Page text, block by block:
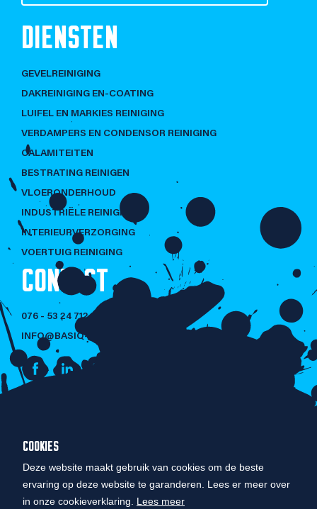
COOKIES
Deze website maakt gebruik van cookies om de beste
ervaring op deze website te garanderen. Lees er meer over
in onze cookieverklaring. Lees meer
DIENSTEN
GEVELREINIGING
DAKREINIGING EN-COATING
LUIFEL EN MARKIES REINIGING
VERDAMPERS EN CONDENSOR REINIGING
CALAMITEITEN
BESTRATING REINIGEN
VLOERONDERHOUD
INDUSTRIËLE REINIGING
INTERIEURVERZORGING
VOERTUIG REINIGING
CONTACT
076 - 53 24 712
INFO@BASIQ-CLEANING.NL
MAAR POETSEN!